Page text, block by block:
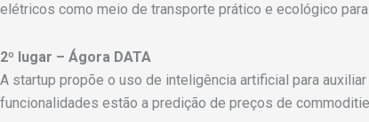
elétricos como meio de transporte prático e ecológico
2º lugar – Ágora DATA
A startup propõe o uso de inteligência artificial para
funcionalidades estão a predição de preços de